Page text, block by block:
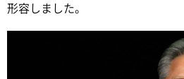
形容しました。